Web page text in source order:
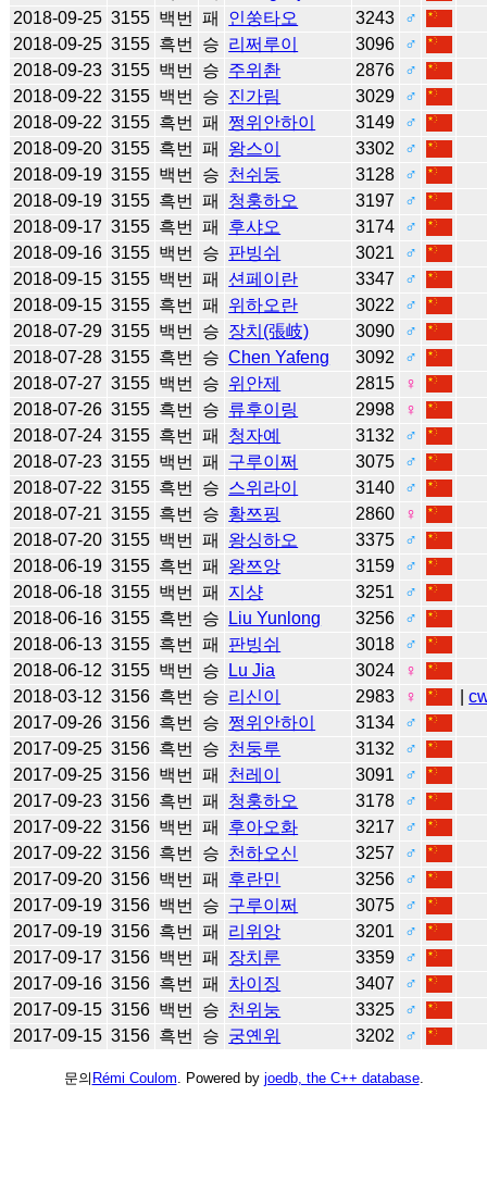
2018-09-25 3155 백번 패 인쑹타오 3243
♂
2018-09-25 3155 흑번 승 리쩌루이 3096
♂
2018-09-23 3155 백번 승 주위촨 2876
♂
2018-09-22 3155 백번 승 진가림 3029
♂
2018-09-22 3155 흑번 패 쩡위안하이 3149
♂
2018-09-20 3155 흑번 패 왕스이 3302
♂
2018-09-19 3155 백번 승 천쉬둥 3128
♂
2018-09-19 3155 흑번 패 청훙하오 3197
♂
2018-09-17 3155 흑번 패 후샤오 3174
♂
2018-09-16 3155 백번 승 판빙쉬 3021
♂
2018-09-15 3155 백번 패 션페이란 3347
♂
2018-09-15 3155 흑번 패 위하오란 3022
♂
2018-07-29 3155 백번 승 장치(張岐) 3090
♂
2018-07-28 3155 흑번 승 Chen Yafeng 3092
♂
2018-07-27 3155 백번 승 위안제 2815
♀
2018-07-26 3155 흑번 승 류후이링 2998
♀
2018-07-24 3155 흑번 패 청자예 3132
♂
2018-07-23 3155 백번 패 구루이쩌 3075
♂
2018-07-22 3155 흑번 승 스위라이 3140
♂
2018-07-21 3155 흑번 승 황쯔핑 2860
♀
2018-07-20 3155 백번 패 왕싱하오 3375
♂
2018-06-19 3155 흑번 패 왕쯔앙 3159
♂
2018-06-18 3155 백번 패 지샹 3251
♂
2018-06-16 3155 흑번 승 Liu Yunlong 3256
♂
2018-06-13 3155 흑번 패 판빙쉬 3018
♂
2018-06-12 3155 백번 승 Lu Jia 3024
♀
2018-03-12 3156 흑번 승 리신이 2983 ♀ |
2017-09-26 3156 흑번 승 쩡위안하이 3134
♂
2017-09-25 3156 흑번 승 천둥루 3132
♂
2017-09-25 3156 백번 패 천레이 3091
♂
2017-09-23 3156 흑번 패 청훙하오 3178
♂
2017-09-22 3156 백번 패 후아오화 3217
♂
2017-09-22 3156 흑번 승 천하오신 3257
♂
2017-09-20 3156 백번 패 후란민 3256
♂
2017-09-19 3156 백번 승 구루이쩌 3075
♂
2017-09-19 3156 흑번 패 리위앙 3201
♂
2017-09-17 3156 백번 패 장치룬 3359
♂
2017-09-16 3156 흑번 패 차이징 3407
♂
2017-09-15 3156 백번 승 천위눙 3325
♂
2017-09-15 3156 흑번 승 궁옌위 3202 ♂
문의 Rémi Coulom . Powered by joedb, the C++ database.